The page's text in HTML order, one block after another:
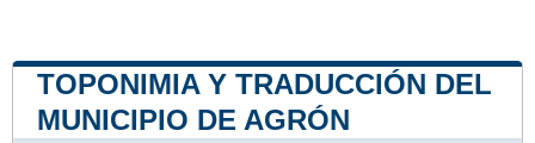
TOPONIMIA Y TRADUCCIÓN DEL
MUNICIPIO DE AGRÓN